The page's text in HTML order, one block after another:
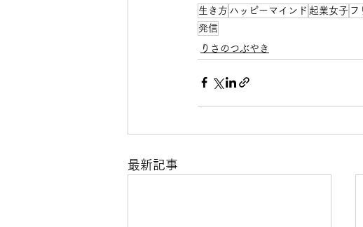
生き方 ハッピーマインド 起業女子 フ
発信
りさのつぶやき
最新記事